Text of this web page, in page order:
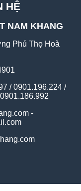
HỆ
NAM KHANG
Phú Thọ Hoà
/ 0901.196.224 /
-